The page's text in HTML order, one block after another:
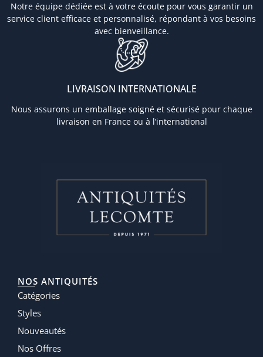
Notre équipe dédiée est à votre écoute pour vous garantir un
service client efficace et personnalisé, répondant à vos besoins
avec bienveillance.
LIVRAISON INTERNATIONALE
Nous assurons un emballage soigné et sécurisé pour chaque
livraison en France ou à l’international
NOS ANTIQUITÉS
Catégories
Styles
Nouveautés
Nos Offres